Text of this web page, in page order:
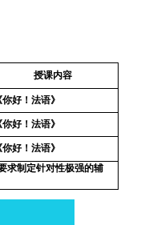
授课内容
你好！法语》
你好！法语》
你好！法语》
求制定针对性极强的辅